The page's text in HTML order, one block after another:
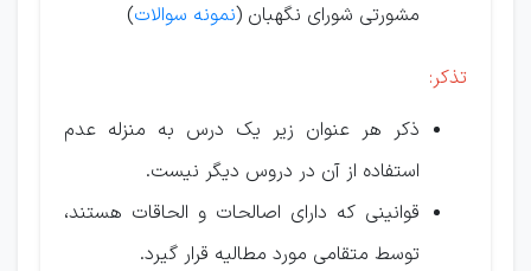
مشورتی شورای نگهبان (نمونه سوالات)
تذكر:
ذکر هر عنوان زیر یک درس به منزله عدم
استفاده از آن در دروس دیگر نیست.
قوانینی که دارای اصالحات و الحاقات هستند،
توسط متقامی مورد مطالیه قرار گیرد.